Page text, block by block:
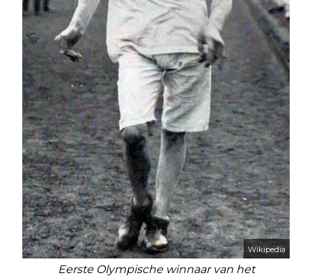
Wikipedia
Eerste Olympische winnaar van het